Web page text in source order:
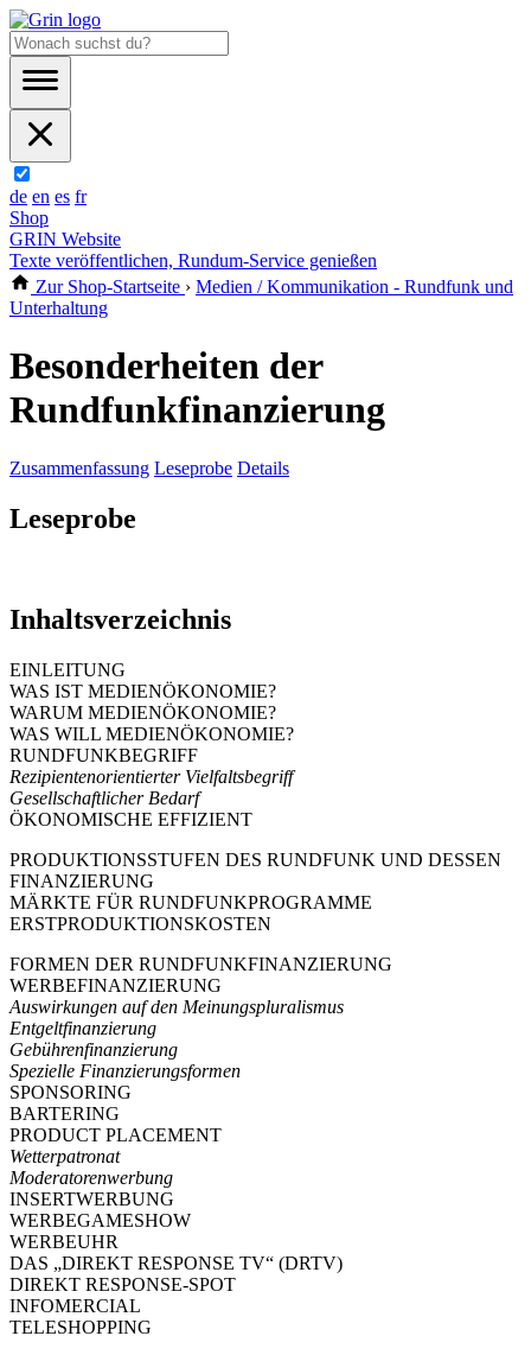
de en es fr
Shop
GRIN Website
Texte veröffentlichen, Rundum-Service genießen
Zur Shop-Startseite › Medien / Kommunikation - Rundfunk und
Unterhaltung
Besonderheiten der
Rundfunkfinanzierung
Zusammenfassung Leseprobe Details
Leseprobe
Inhaltsverzeichnis
EINLEITUNG
WAS IST MEDIENÖKONOMIE?
WARUM MEDIENÖKONOMIE?
WAS WILL MEDIENÖKONOMIE?
RUNDFUNKBEGRIFF
Rezipientenorientierter Vielfaltsbegriff
Gesellschaftlicher Bedarf
ÖKONOMISCHE EFFIZIENT
PRODUKTIONSSTUFEN DES RUNDFUNK UND DESSEN
FINANZIERUNG
MÄRKTE FÜR RUNDFUNKPROGRAMME
ERSTPRODUKTIONSKOSTEN
FORMEN DER RUNDFUNKFINANZIERUNG
WERBEFINANZIERUNG
Auswirkungen auf den Meinungspluralismus
Entgeltfinanzierung
Gebührenfinanzierung
Spezielle Finanzierungsformen
SPONSORING
BARTERING
PRODUCT PLACEMENT
Wetterpatronat
Moderatorenwerbung
INSERTWERBUNG
WERBEGAMESHOW
WERBEUHR
DAS „DIREKT RESPONSE TV“ (DRTV)
DIREKT RESPONSE-SPOT
INFOMERCIAL
TELESHOPPING